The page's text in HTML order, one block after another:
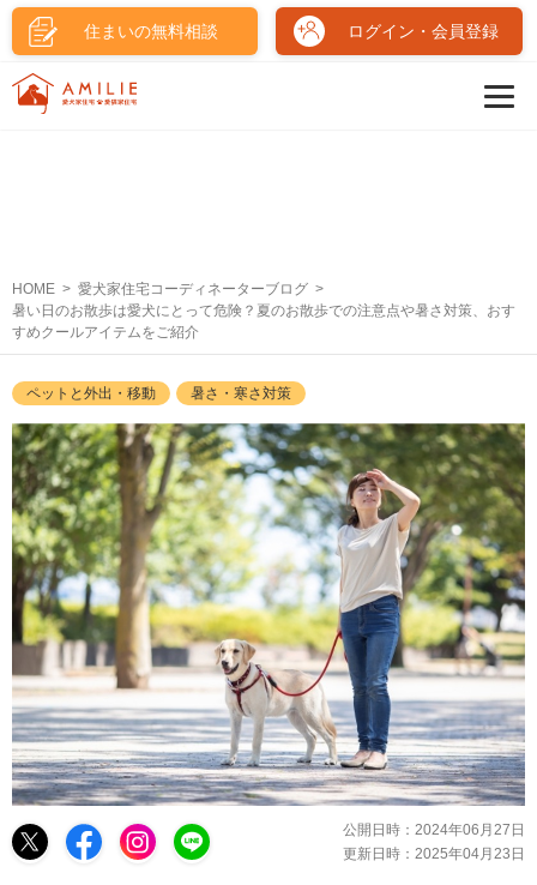
住まいの無料相談 ログイン・会員登録
HOME
愛犬家住宅コーディネーターブログ
暑い日のお散歩は愛犬にとって危険？夏のお散歩での注意点や暑さ対策、おす
すめクールアイテムをご紹介
ペットと外出・移動 暑さ・寒さ対策
公開日時： 2024年06月27日
更新日時： 2025年04月23日